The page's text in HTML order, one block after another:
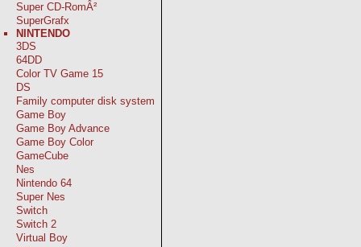
Super CD-RomÂ²
SuperGrafx
NINTENDO
3DS
64DD
Color TV Game 15
DS
Family computer disk system
Game Boy
Game Boy Advance
Game Boy Color
GameCube
Nes
Nintendo 64
Super Nes
Switch
Switch 2
Virtual Boy